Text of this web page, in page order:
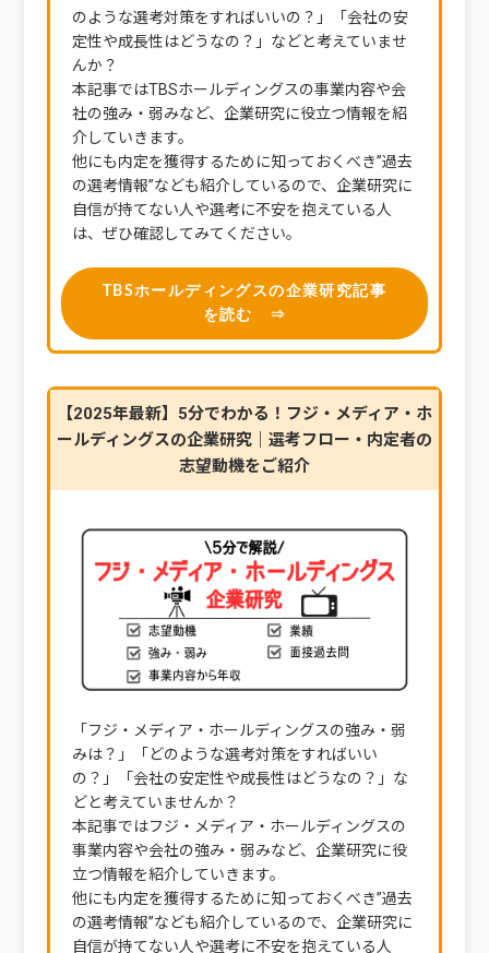
のような選考対策をすればいいの？」「会社の安
定性や成長性はどうなの？」などと考えていませ
んか？
本記事ではTBSホールディングスの事業内容や会
社の強み・弱みなど、企業研究に役立つ情報を紹
介していきます。
他にも内定を獲得するために知っておくべき”過去
の選考情報”なども紹介しているので、企業研究に
自信が持てない人や選考に不安を抱えている人
は、ぜひ確認してみてください。
TBSホールディングスの企業研究記事
を読む ⇒
【2025年最新】5分でわかる！フジ・メディア・ホ
ールディングスの企業研究｜選考フロー・内定者の
志望動機をご紹介
「フジ・メディア・ホールディングスの強み・弱
みは？」「どのような選考対策をすればいい
の？」「会社の安定性や成長性はどうなの？」な
どと考えていませんか？
本記事ではフジ・メディア・ホールディングスの
事業内容や会社の強み・弱みなど、企業研究に役
立つ情報を紹介していきます。
他にも内定を獲得するために知っておくべき”過去
の選考情報”なども紹介しているので、企業研究に
自信が持てない人や選考に不安を抱えている人